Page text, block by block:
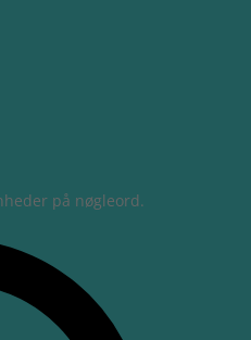
på nøgleord.